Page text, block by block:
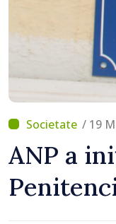
/ 19
ANP a